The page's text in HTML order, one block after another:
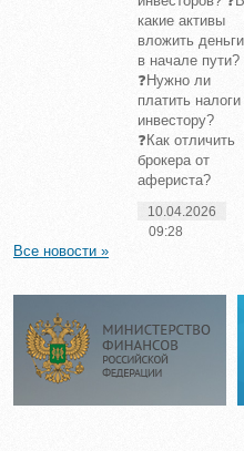
какие активы
вложить деньги
в начале пути?
❓Нужно ли
платить налоги
инвестору?
❓Как отличить
брокера от
афериста?
10.04.2026
09:28
Все новости »